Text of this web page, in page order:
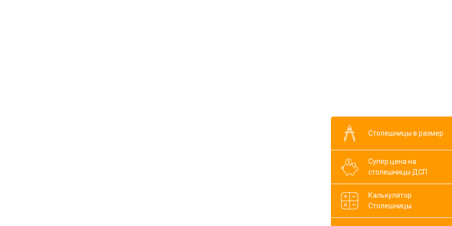
Столешницы в размер
Супер цена на
столешницы ДСП
Калькулятор
Столешницы